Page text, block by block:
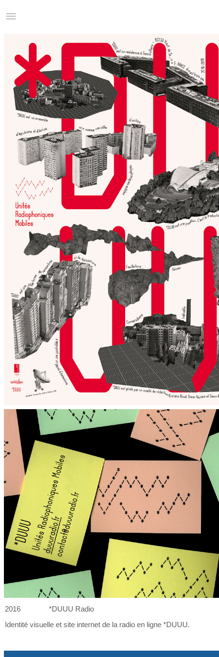
2016
*DUUU Radio
Identité visuelle et site internet de la radio en ligne *DUUU.